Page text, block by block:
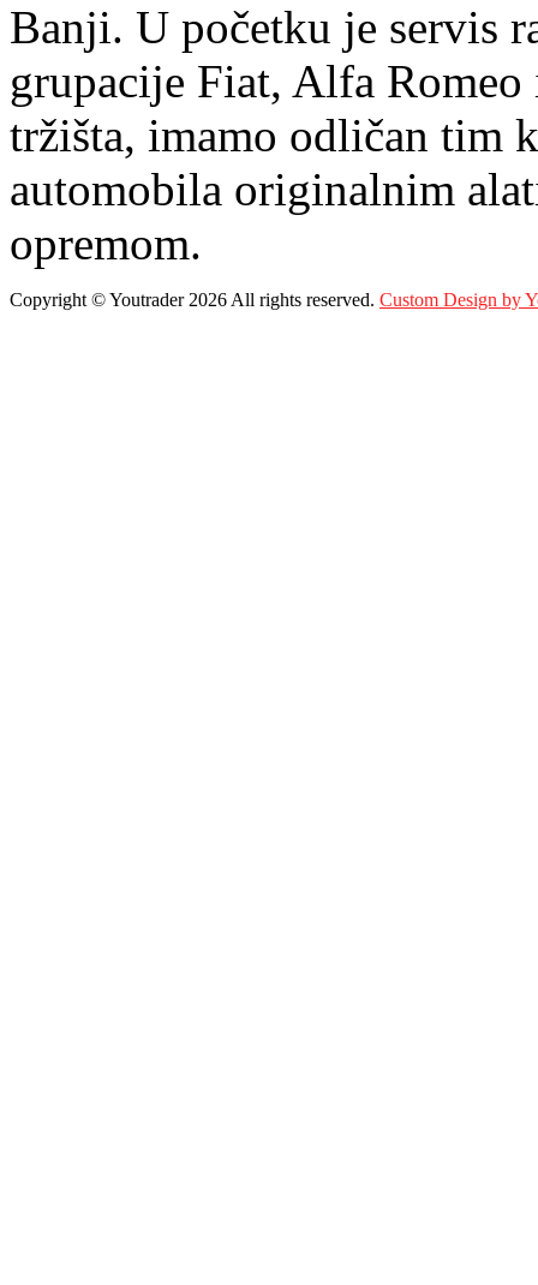
Banji. U početku je servis
grupacije Fiat, Alfa
tržišta, imamo odličan tim
automobila originalnim
opremom.
Copyright ©Youtrader2026 All rights reserved. Custom Design by